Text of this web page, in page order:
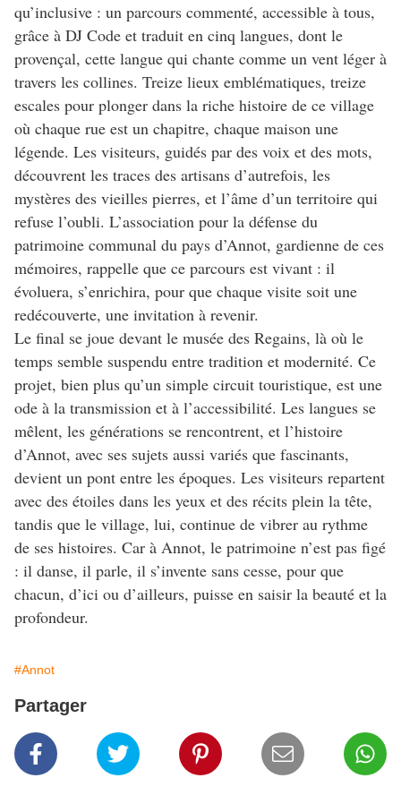
qu’inclusive : un parcours commenté, accessible à tous,
grâce à DJ Code et traduit en cinq langues, dont le
provençal, cette langue qui chante comme un vent léger à
travers les collines. Treize lieux emblématiques, treize
escales pour plonger dans la riche histoire de ce village
où chaque rue est un chapitre, chaque maison une
légende. Les visiteurs, guidés par des voix et des mots,
découvrent les traces des artisans d’autrefois, les
mystères des vieilles pierres, et l’âme d’un territoire qui
refuse l’oubli. L’association pour la défense du
patrimoine communal du pays d’Annot, gardienne de ces
mémoires, rappelle que ce parcours est vivant : il
évoluera, s’enrichira, pour que chaque visite soit une
redécouverte, une invitation à revenir.
Le final se joue devant le musée des Regains, là où le
temps semble suspendu entre tradition et modernité. Ce
projet, bien plus qu’un simple circuit touristique, est une
ode à la transmission et à l’accessibilité. Les langues se
mêlent, les générations se rencontrent, et l’histoire
d’Annot, avec ses sujets aussi variés que fascinants,
devient un pont entre les époques. Les visiteurs repartent
avec des étoiles dans les yeux et des récits plein la tête,
tandis que le village, lui, continue de vibrer au rythme
de ses histoires. Car à Annot, le patrimoine n’est pas figé
: il danse, il parle, il s’invente sans cesse, pour que
chacun, d’ici ou d’ailleurs, puisse en saisir la beauté et la
profondeur.
#Annot
Partager